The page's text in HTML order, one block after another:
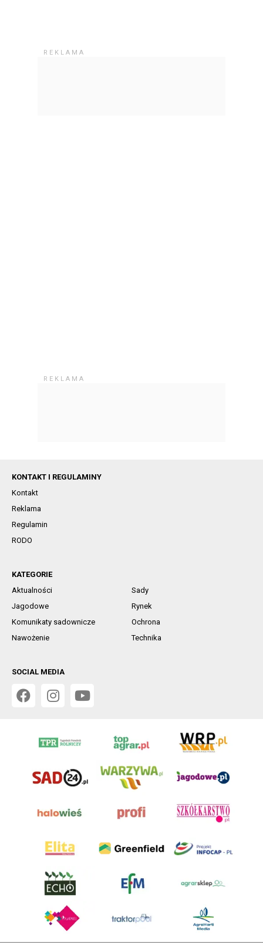
KONTAKT I REGULAMINY
Kontakt
Reklama
Regulamin
RODO
KATEGORIE
Aktualności
Sady
Jagodowe
Rynek
Komunikaty sadownicze
Ochrona
Nawożenie
Technika
SOCIAL MEDIA